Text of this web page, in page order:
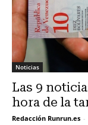
Noticias
Las 9
hora de la
Redacción Runrun.es -